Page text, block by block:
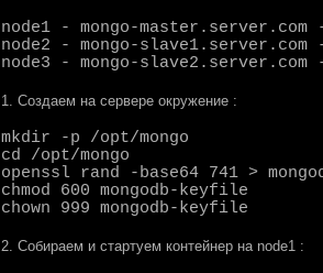
node1 - mongo-
node2 - mongo-slave1.server.com
node3 - mongo-
1. Создаем на сервере окружение :
mkdir -p /opt/mongo
cd /opt/mongo
openssl rand -base64 741 >
chmod 600 mongodb-keyfile
chown 999 mongodb-keyfile
2. Собираем и стартуем контейнер на node1 :